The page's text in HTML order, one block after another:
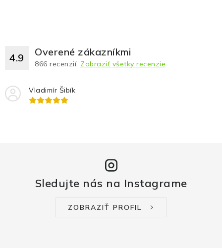
4.9 Overené zákazníkmi
866 recenzií. Zobraziť všetky recenzie
Vladimír Šibík
Sledujte nás na Instagrame
ZOBRAZIŤ PROFIL